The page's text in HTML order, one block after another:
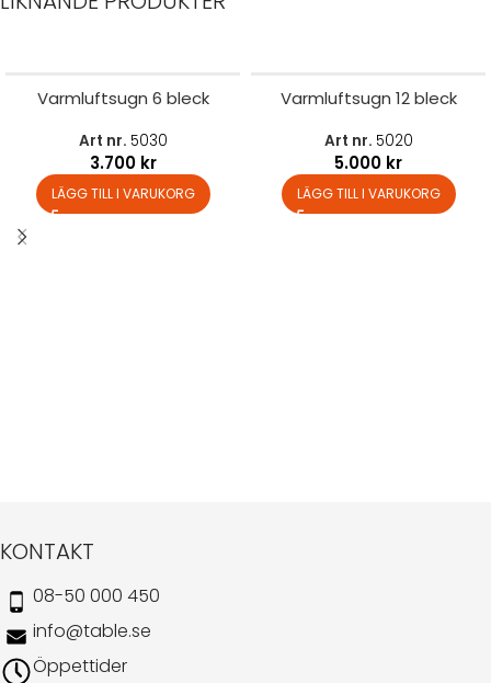
Varmluftsugn 6 bleck
Art nr. 5030
3.700 kr
LÄGG TILL I VARUKORG
Varmluftsugn 12 bleck
Art nr. 5020
5.000 kr
LÄGG TILL I VARUKORG
KONTAKT
08-50 000 450
info@table.se
Öppettider